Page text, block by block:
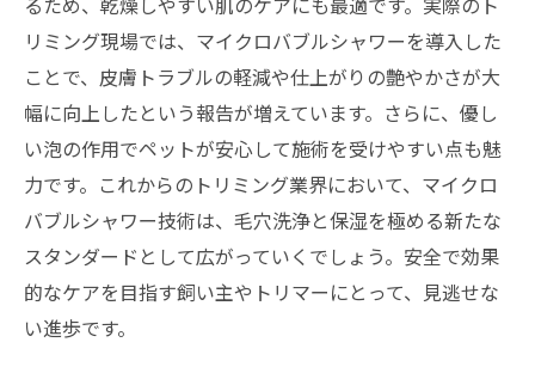
リミング現場では、マイクロバブルシャワーを導入した
ことで、皮膚トラブルの軽減や仕上がりの艶やかさが大
幅に向上したという報告が増えています。さらに、優し
い泡の作用でペットが安心して施術を受けやすい点も魅
力です。これからのトリミング業界において、マイクロ
バブルシャワー技術は、毛穴洗浄と保湿を極める新たな
スタンダードとして広がっていくでしょう。安全で効果
的なケアを目指す飼い主やトリマーにとって、見逃せな
い進歩です。